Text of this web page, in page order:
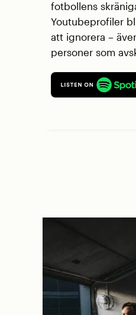
fotbollens
Youtubeprofiler
att ignorera –
personer som